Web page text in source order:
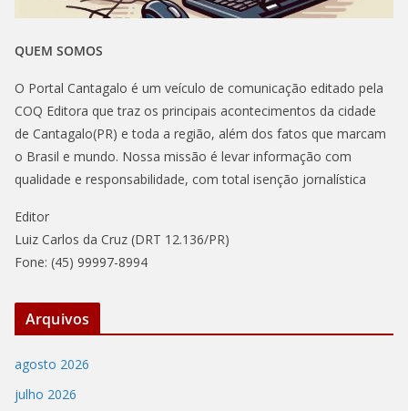
QUEM SOMOS
O Portal Cantagalo é um veículo de comunicação editado pela
COQ Editora que traz os principais acontecimentos da cidade
de Cantagalo(PR) e toda a região, além dos fatos que marcam
o Brasil e mundo. Nossa missão é levar informação com
qualidade e responsabilidade, com total isenção jornalística
Editor
Luiz Carlos da Cruz (DRT 12.136/PR)
Fone: (45) 99997-8994
Arquivos
agosto 2026
julho 2026